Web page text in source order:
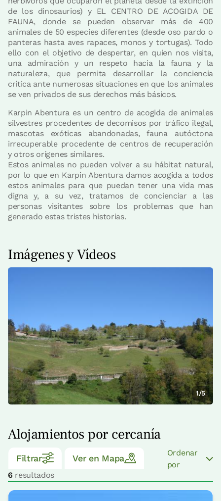
de los dinosaurios) y EL CENTRO DE ACOGIDA DE
FAUNA, donde se pueden observar más de 400
animales de 50 especies diferentes (desde oso pardo o
panteras hasta aves rapaces, monos y tortugas). Todo
ello con el objetivo de despertar, en quien nos visita,
una admiración y un respeto hacia la fauna y la
naturaleza, que permita desarrollar la conciencia
crítica ante numerosas situaciones en que los animales
se ven privados de sus derechos más básicos.
Karpin Abentura es un centro de acogida de animales
silvestres procedentes de decomisos por tráfico ilegal,
mascotas exóticas abandonadas, fauna autóctona
irrecuperable procedente de centros de recuperación
y otros orígenes similares.
Estos animales no pueden volver a su hábitat natural,
por lo que en Karpin Abentura damos acogida a todos
estos animales para que puedan tener una vida mas
digna y, a su vez, tratamos de concienciar a las
personas visitantes sobre los problemas que han
generado estas tristes historias.
Imágenes y Vídeos
1/5
Alojamientos por cercanía
Filtrar Ver en Mapa
6 resultados
Ordenar
por